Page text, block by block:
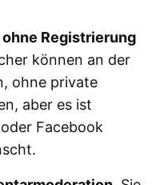
Registrierung
können an der
ohne private
aber es ist
Facebook